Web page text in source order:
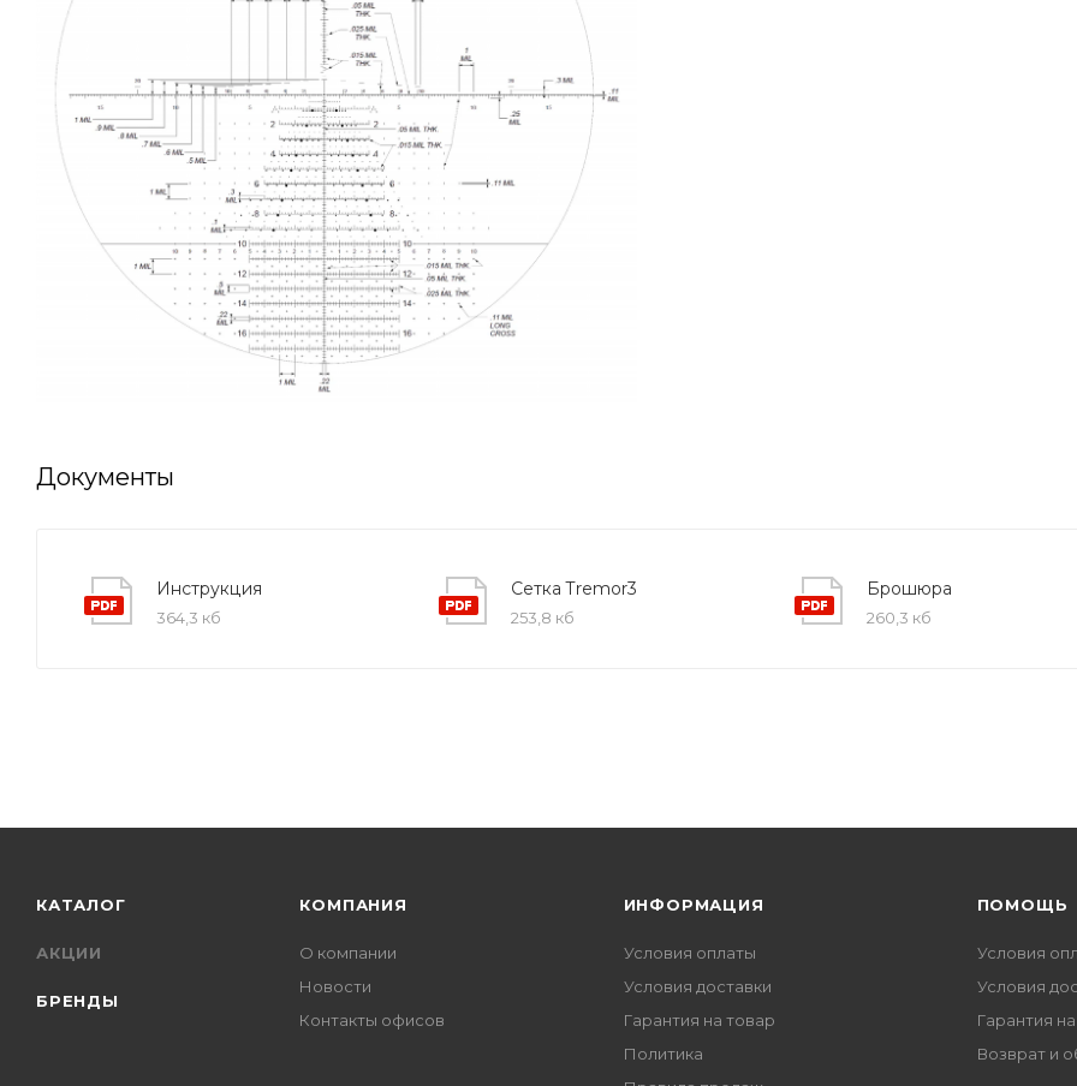
Документы
Инструкция
364,3 кб
Сетка Tremor3
253,8 кб
Брошюра
260,3 кб
КАТАЛОГ
АКЦИИ
БРЕНДЫ
КОМПАНИЯ
О компании
Новости
Контакты офисов
ИНФОРМАЦИЯ
Условия оплаты
Условия доставки
Гарантия на товар
Политика
ПОМОЩЬ
Условия
Условия
Гарантия
Возврат и